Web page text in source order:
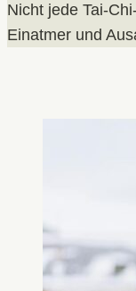
Nicht jede Tai-
Einatmer und